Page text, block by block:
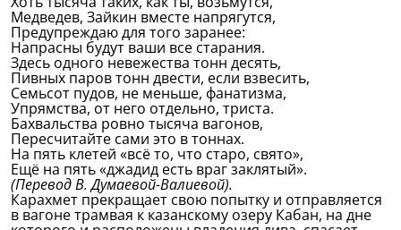
Медведев, Зайкин вместе напрягутся,
Предупреждаю для того заранее:
Напрасны будут ваши все старания.
Здесь одного невежества тонн десять,
Пивных паров тонн двести, если взвесить,
Семьсот пудов, не меньше, фанатизма,
Упрямства, от него отдельно, триста.
Бахвальства ровно тысяча вагонов,
Пересчитайте сами это в тоннах.
На пять клетей «всё то, что старо, свято»,
Ещё на пять «джадид есть враг заклятый».
(Перевод В. Думаевой-Валиевой).
Карахмет прекращает свою попытку и отправляется
в вагоне трамвая к казанскому озеру Кабан, на дне